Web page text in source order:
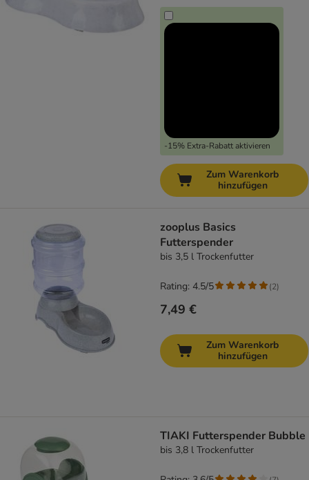
-15% Extra-Rabatt aktivieren
Zum Warenkorb
hinzufügen
zooplus Basics
Futterspender
bis 3,5 l Trockenfutter
7,49 €
Rating: 4.5/5 (2)
Zum Warenkorb
hinzufügen
TIAKI Futterspender Bubble
bis 3,8 l Trockenfutter